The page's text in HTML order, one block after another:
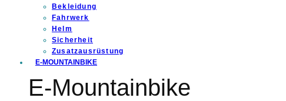
Bekleidung
Fahrwerk
Helm
Sicherheit
Zusatzausrüstung
E-MOUNTAINBIKE
E-Mountainbike